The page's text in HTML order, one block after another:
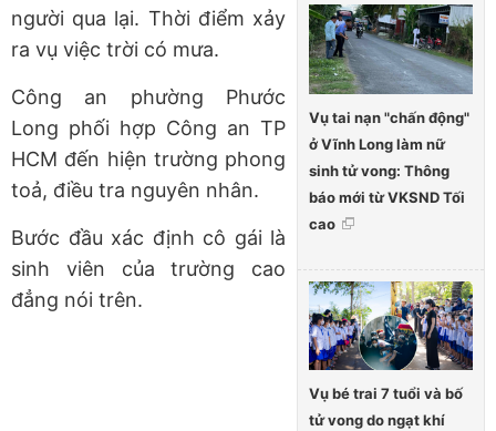
Vụ tai nạn "chấn động"
ở Vĩnh Long làm nữ
sinh tử vong: Thông
báo mới từ VKSND Tối
cao
Vụ bé trai 7 tuổi và bố
tử vong do ngạt khí
người qua lại. Thời điểm xảy
ra vụ việc trời có mưa.
Công an phường Phước
Long phối hợp Công an TP
HCM đến hiện trường phong
toả, điều tra nguyên nhân.
Bước đầu xác định cô gái là
sinh viên của trường cao
đẳng nói trên.